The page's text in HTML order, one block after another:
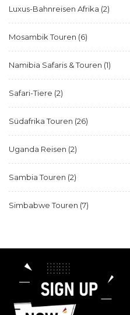
Luxus-Bahnreisen Afrika (2)
Mosambik Touren (6)
Namibia Safaris & Touren (1)
Safari-Tiere (2)
Südafrika Touren (26)
Uganda Reisen (2)
Sambia Touren (2)
Simbabwe Touren (7)